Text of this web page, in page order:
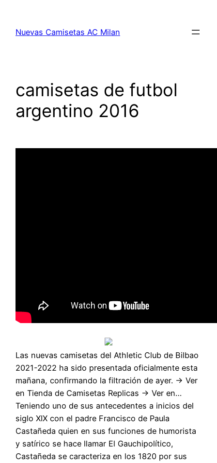
contenido
Nuevas Camisetas AC Milan
camisetas de futbol
argentino 2016
Las nuevas camisetas del Athletic Club de Bilbao
2021-2022 ha sido presentada oficialmente esta
mañana, confirmando la filtración de ayer. → Ver
en Tienda de Camisetas Replicas → Ver en…
Teniendo uno de sus antecedentes a inicios del
siglo XIX con el padre Francisco de Paula
Castañeda quien en sus funciones de humorista
y satírico se hace llamar El Gauchipolítico,
Castañeda se caracteriza en los 1820 por sus